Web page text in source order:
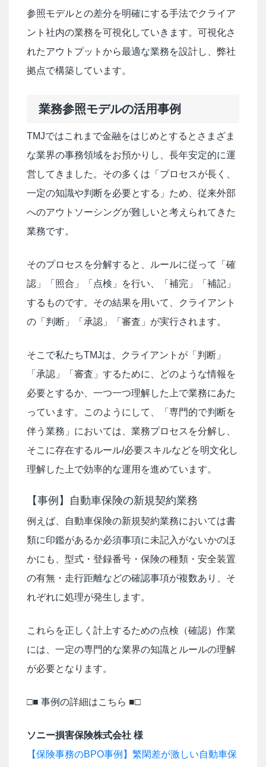
参照モデルとの差分を明確にする手法でクライア
ント社内の業務を可視化していきます。可視化さ
れたアウトプットから最適な業務を設計し、弊社
拠点で構築しています。
業務参照モデルの活用事例
TMJではこれまで金融をはじめとするとさまざま
な業界の事務領域をお預かりし、長年安定的に運
営してきました。その多くは「プロセスが長く、
一定の知識や判断を必要とする」ため、従来外部
へのアウトソーシングが難しいと考えられてきた
業務です。
そのプロセスを分解すると、ルールに従って「確
認」「照合」「点検」を行い、「補完」「補記」
するものです。その結果を用いて、クライアント
の「判断」「承認」「審査」が実行されます。
そこで私たちTMJは、クライアントが「判断」
「承認」「審査」するために、どのような情報を
必要とするか、一つ一つ理解した上で業務にあた
っています。このようにして、「専門的で判断を
伴う業務」においては、業務プロセスを分解し、
そこに存在するルール/必要スキルなどを明文化し
理解した上で効率的な運用を進めています。
【事例】自動車保険の新規契約業務
例えば、自動車保険の新規契約業務においては書
類に印鑑があるか必須事項に未記入がないかのほ
かにも、型式・登録番号・保険の種類・安全装置
の有無・走行距離などの確認事項が複数あり、そ
れぞれに処理が発生します。
これらを正しく計上するための点検（確認）作業
には、一定の専門的な業界の知識とルールの理解
が必要となります。
□■ 事例の詳細はこちら ■□
ソニー損害保険株式会社 様
【保険事務のBPO事例】繁閑差が激しい自動車保